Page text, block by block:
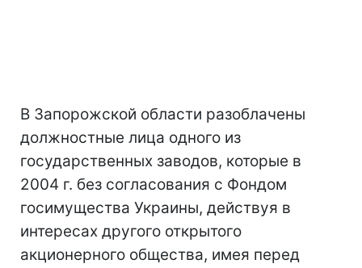
В Запорожской области разоблачены
должностные лица одного из
государственных заводов, которые в
2004 г. без согласования с Фондом
госимущества Украины, действуя в
интересах другого открытого
акционерного общества, имея перед